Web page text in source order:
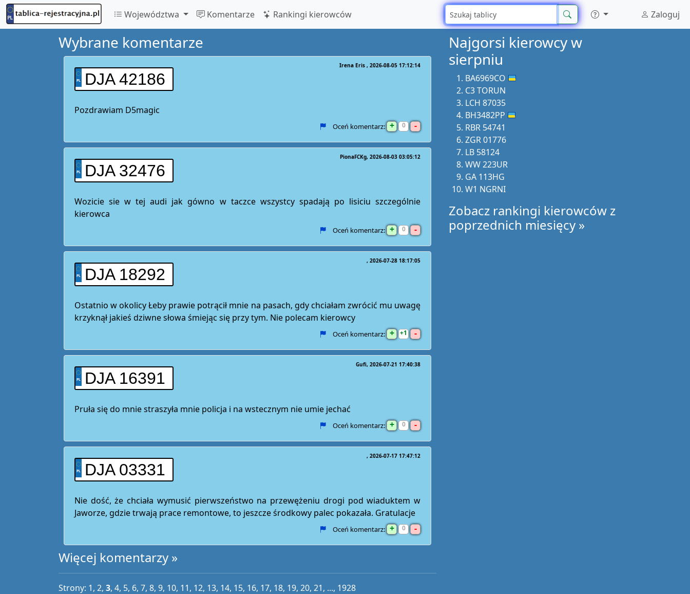
Województwa Komentarze Rankingi kierowców Zaloguj
Wybrane komentarze
DJA 42186
Irena Eris 2026-08-05 17:12:14
Pozdrawiam D5magic
Oceń komentarz: + 0 -
DJA 32476
PionaFCKg 2026-08-03 03:05:12
Wozicie sie w tej audi jak gówno w taczce wszystcy spadają po lisiciu szczególnie
kierowca
Oceń komentarz: + 0 -
DJA 18292
2026-07-28 18:17:05
Ostatnio w okolicy Łeby prawie potrącił mnie na pasach, gdy chciałam zwrócić mu uwagę
krzyknął jakieś dziwne słowa śmiejąc się przy tym. Nie polecam kierowcy
Oceń komentarz: + 1 -
DJA 16391
Gufi 2026-07-21 17:40:38
Pruła się do mnie straszyła mnie policja i na wstecznym nie umie jechać
Oceń komentarz: + 0 -
DJA 03331
2026-07-17 17:47:12
Nie dość, że chciała wymusić pierwszeństwo na przewężeniu drogi pod wiaduktem w
Jaworze, gdzie trwają prace remontowe, to jeszcze środkowy palec pokazała. Gratulacje
Oceń komentarz: + 0 -
Więcej komentarzy »
Strony: 1, 2, 3, 4, 5, 6, 7, 8, 9, 10, 11, 12, 13, 14, 15, 16, 17, 18, 19, 20, 21, ..., 1928
Najgorsi kierowcy w
sierpniu
BA6969CO
C3 TORUN
LCH 87035
BH3482PP
RBR 54741
ZGR 01776
LB 58124
WW 223UR
GA 113HG
W1 NGRNI
Zobacz rankingi kierowców z
poprzednich miesięcy »